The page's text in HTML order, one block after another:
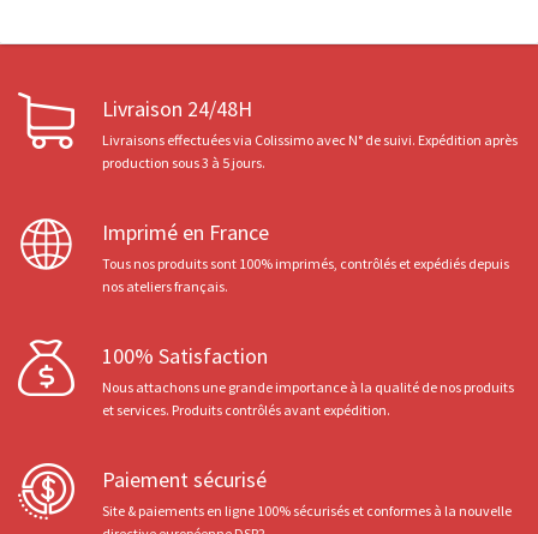
Livraison 24/48H
Livraisons effectuées via Colissimo avec N° de suivi. Expédition après
production sous 3 à 5 jours.
Imprimé en France
Tous nos produits sont 100% imprimés, contrôlés et expédiés depuis
nos ateliers français.
100% Satisfaction
Nous attachons une grande importance à la qualité de nos produits
et services. Produits contrôlés avant expédition.
Paiement sécurisé
Site & paiements en ligne 100% sécurisés et conformes à la nouvelle